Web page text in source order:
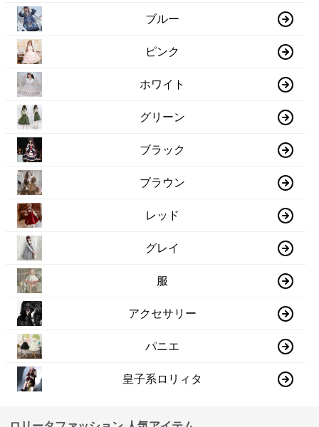
ブルー
ピンク
ホワイト
グリーン
ブラック
ブラウン
レッド
グレイ
服
アクセサリー
パニエ
皇子系ロリィタ